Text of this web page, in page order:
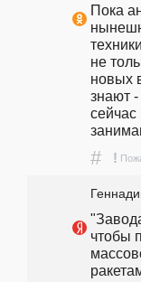
Пока
не
новых
знают
сейчас
# !
чтобы